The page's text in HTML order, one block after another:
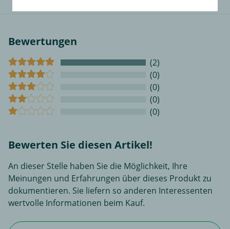
Bewertungen
(2)
(0)
(0)
(0)
(0)
Bewerten Sie diesen Artikel!
An dieser Stelle haben Sie die Möglichkeit, Ihre
Meinungen und Erfahrungen über dieses Produkt zu
dokumentieren. Sie liefern so anderen Interessenten
wertvolle Informationen beim Kauf.